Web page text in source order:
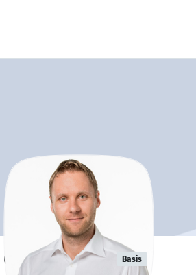
Oliver Weigt Basis